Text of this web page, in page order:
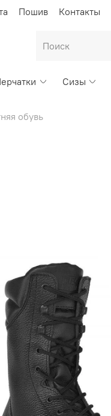
Пошив Контакты
Сизы
обувь